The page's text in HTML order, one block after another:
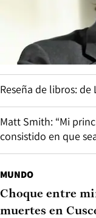
Reseña de libros:
Matt Smith: “Mi
consistido en que
MUNDO
Choque entre
muertes en